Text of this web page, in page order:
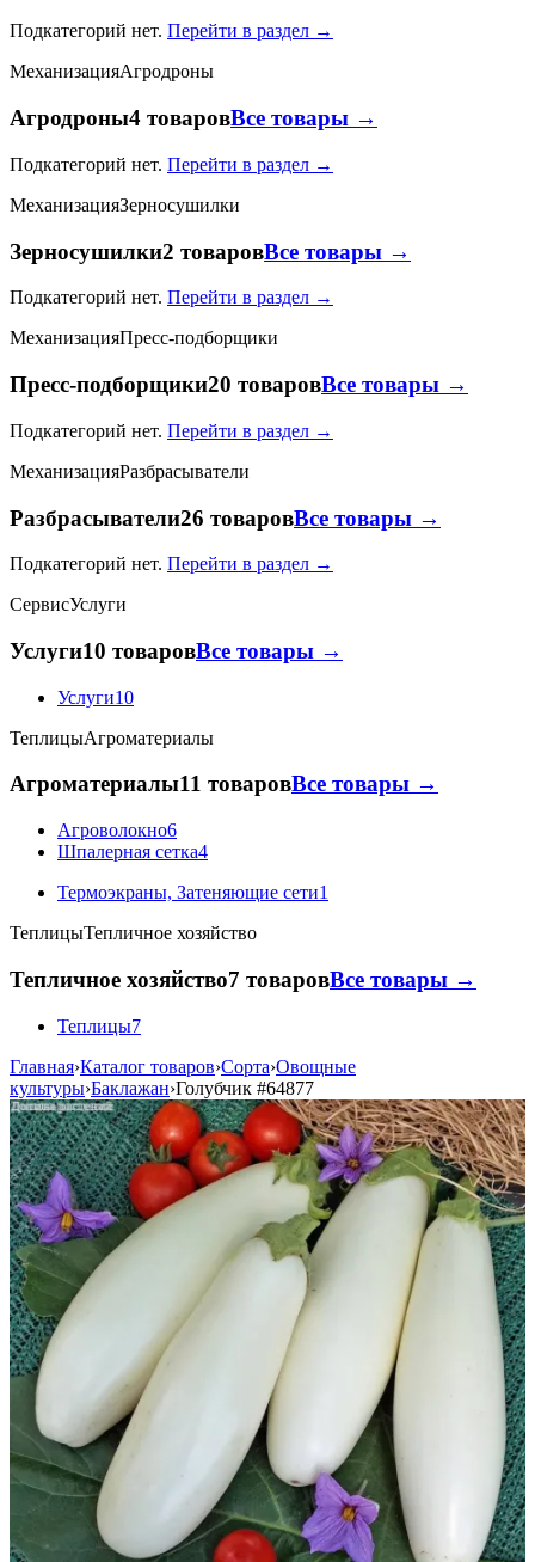
Подкатегорий нет. Перейти в раздел →
МеханизацияАгродроны
Агродроны4 товаровВсе товары →
Подкатегорий нет. Перейти в раздел →
МеханизацияЗерносушилки
Зерносушилки2 товаровВсе товары →
Подкатегорий нет. Перейти в раздел →
МеханизацияПресс-подборщики
Пресс-подборщики20 товаровВсе товары →
Подкатегорий нет. Перейти в раздел →
МеханизацияРазбрасыватели
Разбрасыватели26 товаровВсе товары →
Подкатегорий нет. Перейти в раздел →
СервисУслуги
Услуги10 товаровВсе товары →
Услуги10
ТеплицыАгроматериалы
Агроматериалы11 товаровВсе товары →
Агроволокно6
Шпалерная сетка4
Термоэкраны, Затеняющие сети1
ТеплицыТепличное хозяйство
Тепличное хозяйство7 товаровВсе товары →
Теплицы7
Главная›Каталог товаров›Сорта›Овощные
культуры›Баклажан›Голубчик #64877